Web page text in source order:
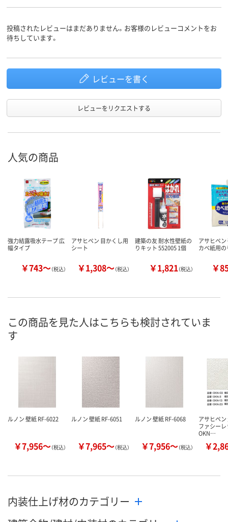
投稿されたレビューはまだありません。お客様のレビューコメントをお
待ちしています。
レビューを書く
レビューをリクエストする
人気の商品
強力結露吸水テープ 広
幅タイプ
￥743～（税込）
アサヒペン 目かくし用
シート
￥1,308～（税込）
建築の友 耐水性壁紙の
りキット 552005 1個
￥1,821（税込）
アサヒペ
カベ紙用の
￥
この商品を見た人はこちらも検討されていま
す
ルノン 壁紙 RF-6022
￥7,956～（税込）
ルノン 壁紙 RF-6051
￥7,965～（税込）
ルノン 壁紙 RF-6068
￥7,956～（税込）
アサヒペ
ファシーレ
OKN…
￥
内装仕上げ材のカテゴリー